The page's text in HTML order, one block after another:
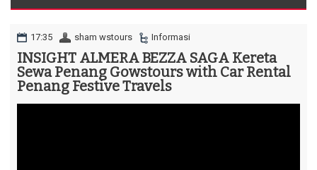
o
g
e
n
a
17:35 sham wstours Informasi
INSIGHT ALMERA BEZZA SAGA Kereta
Sewa Penang Gowstours with Car Rental
Penang Festive Travels